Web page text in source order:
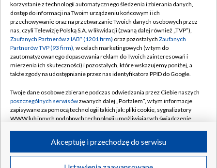
TVP
Abonament TVP
Emisja w TVP
Centrum informacji TVP
Naziemna Telewizja Cyfrowa
Rada Programowa
System NOS
Informacje o nadawcy
Program dla prasy
Regulamin TVP
Polityka prywatności
Moje zgody
Pomoc
Kontakt
Kanały
©2026 Telewizja Polska S.A. w likwidacji
korzystanie z technologii automatycznego śledzenia i zbierania danych,
dostęp do informacji na Twoim urządzeniu końcowym i ich
przechowywanie oraz na przetwarzanie Twoich danych osobowych przez
nas, czyli Telewizję Polską S.A. w likwidacji (zwaną dalej również „TVP”),
Zaufanych Partnerów z IAB* (1201 firm) oraz pozostałych Zaufanych
Partnerów TVP (93 firm), w celach marketingowych (w tym do
zautomatyzowanego dopasowania reklam do Twoich zainteresowań i
mierzenia ich skuteczności) i pozostałych, które wskazujemy poniżej, a
także zgody na udostępnianie przez nas identyfikatora PPID do Google.
Twoje dane osobowe zbierane podczas odwiedzania przez Ciebie naszych
poszczególnych serwisówzwanych dalej „Portalem”, w tym informacje
zapisywane za pomocą technologii takich jak: pliki cookie, sygnalizatory
WWW lub innych podobnych technologii umożliwiających świadczenie
ruchu w Internecie.
Twoje dane osobowe zbierane podczas odwiedzania przez Ciebie
Akceptuję i przechodzę do serwisu